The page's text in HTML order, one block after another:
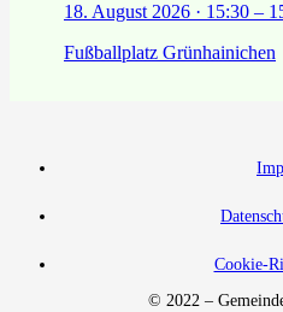
18. August 2026 · 15:30 –
Fußballplatz Grünhainichen
Cookie-
© 2022 –